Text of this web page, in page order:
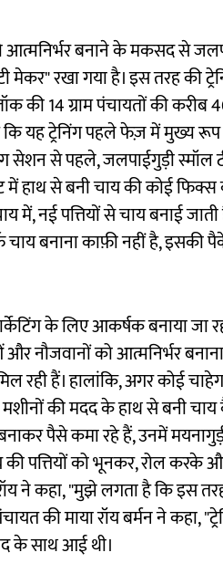
आत्मनिर्भर बनाने के मकसद से
मेकर" रखा गया है। इस तरह की
की 14 ग्राम पंचायतों की करीब
है कि यह ट्रेनिंग पहले फेज़ में मुख्य
सेशन से पहले, जलपाईगुड़ी स्मॉल
में हाथ से बनी चाय की कोई
नई पत्तियों से चाय बनाई जाती
चाय बनाना काफ़ी नहीं है, इसकी
के लिए आकर्षक बनाया जा
नौजवानों को आत्मनिर्भर
रही हैं। हालांकि, अगर कोई
मशीनों की मदद के हाथ से बनी
पैसे कमा रहे हैं, उनमें
की पत्तियों को भूनकर, रोल करके
ने कहा, "मुझे लगता है कि इस
की माया रॉय बर्मन ने कहा,
के साथ आई थी।